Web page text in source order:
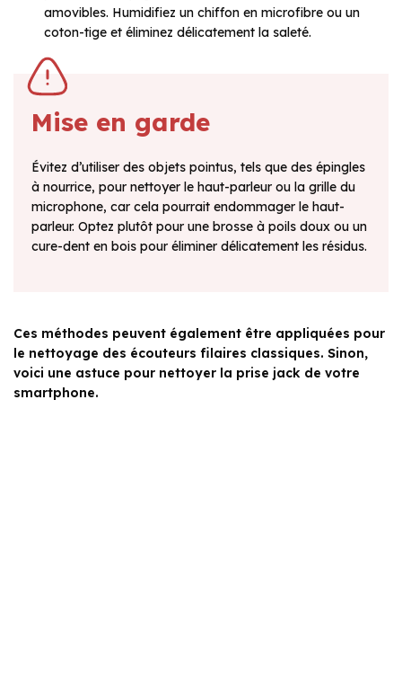
amovibles. Humidifiez un chiffon en microfibre ou un
coton-tige et éliminez délicatement la saleté.
Mise en garde
Évitez d’utiliser des objets pointus, tels que des épingles
à nourrice, pour nettoyer le haut-parleur ou la grille du
microphone, car cela pourrait endommager le haut-
parleur. Optez plutôt pour une brosse à poils doux ou un
cure-dent en bois pour éliminer délicatement les résidus.
Ces méthodes peuvent également être appliquées pour
le nettoyage des écouteurs filaires classiques. Sinon,
voici une astuce pour nettoyer la prise jack de votre
smartphone.